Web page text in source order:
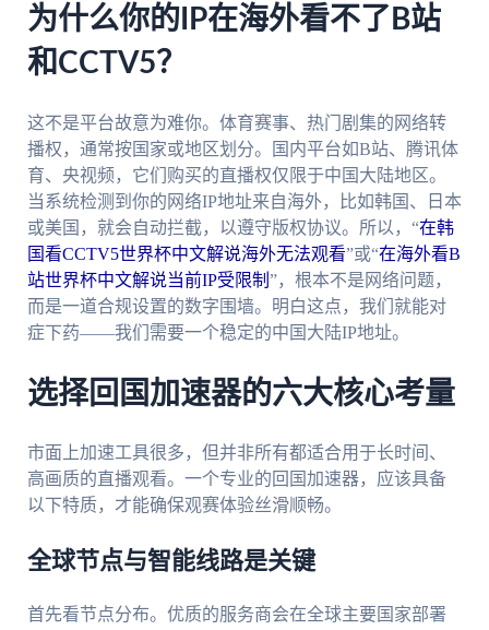
为什么你的IP在海外看不了B站
和CCTV5？
这不是平台故意为难你。体育赛事、热门剧集的网络转
播权，通常按国家或地区划分。国内平台如B站、腾讯体
育、央视频，它们购买的直播权仅限于中国大陆地区。
当系统检测到你的网络IP地址来自海外，比如韩国、日本
或美国，就会自动拦截，以遵守版权协议。所以，“在韩
国看CCTV5世界杯中文解说海外无法观看”或“在海外看B
站世界杯中文解说当前IP受限制 ”，根本不是网络问题，
而是一道合规设置的数字围墙。明白这点，我们就能对
症下药——我们需要一个稳定的中国大陆IP地址。
选择回国加速器的六大核心考量
市面上加速工具很多，但并非所有都适合用于长时间、
高画质的直播观看。一个专业的回国加速器，应该具备
以下特质，才能确保观赛体验丝滑顺畅。
全球节点与智能线路是关键
首先看节点分布。优质的服务商会在全球主要国家部署